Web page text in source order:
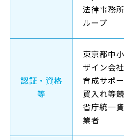
法律事務
ループ
認証・資格
等
東京都中
ザイン会
育成サポ
買入れ等
省庁統一
業者